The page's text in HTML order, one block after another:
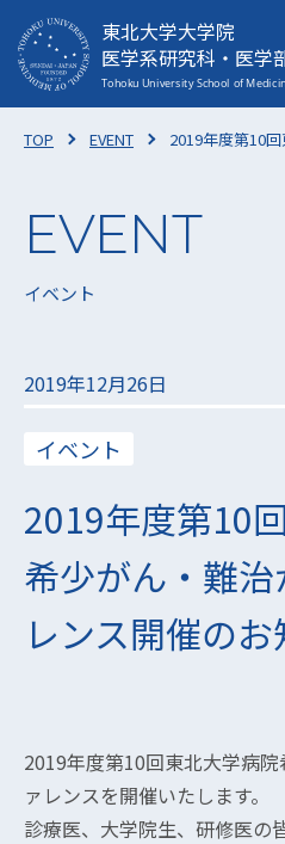
東北大学大学院
医学系研究科・医学
TOP EVENT 2019年度第10
イベント
2019年12月26日
イベント
2019年度第10
希少がん・難
レンス開催のお
2019年度第10回東北大学病
ァレンスを開催いたします。
診療医、大学院生、研修医の